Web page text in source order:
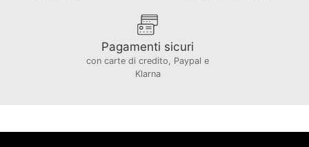
Pagamenti sicuri
con carte di credito, Paypal e
Klarna